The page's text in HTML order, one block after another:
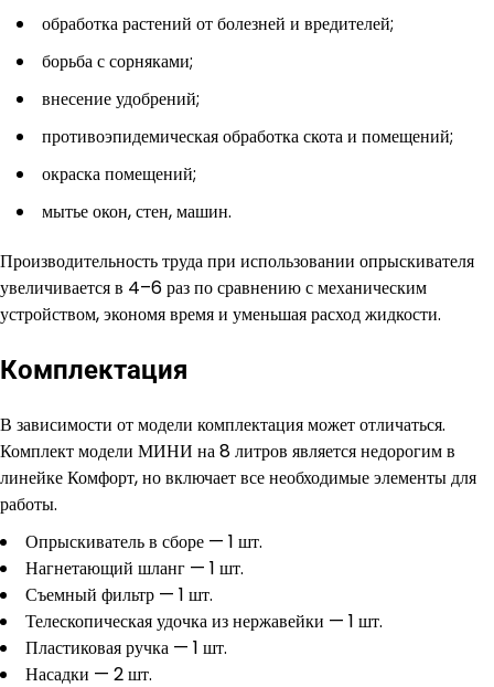
обработка растений от болезней и вредителей;
борьба с сорняками;
внесение удобрений;
противоэпидемическая обработка скота и помещений;
окраска помещений;
мытье окон, стен, машин.
Производительность труда при использовании опрыскивателя
увеличивается в 4–6 раз по сравнению с механическим
устройством, экономя время и уменьшая расход жидкости.
Комплектация
В зависимости от модели комплектация может отличаться.
Комплект модели МИНИ на 8 литров является недорогим в
линейке Комфорт, но включает все необходимые элементы для
работы.
Опрыскиватель в сборе — 1 шт.
Нагнетающий шланг — 1 шт.
Съемный фильтр — 1 шт.
Телескопическая удочка из нержавейки — 1 шт.
Пластиковая ручка — 1 шт.
Насадки — 2 шт.